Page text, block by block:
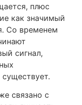
плюс
как значимый
Со временем
сигнал,
связано c